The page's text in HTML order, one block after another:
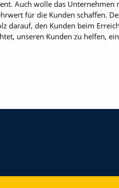
Auch wolle das Unternehmen
für die Kunden schaffen.
darauf, den Kunden beim
unseren Kunden zu helfen,